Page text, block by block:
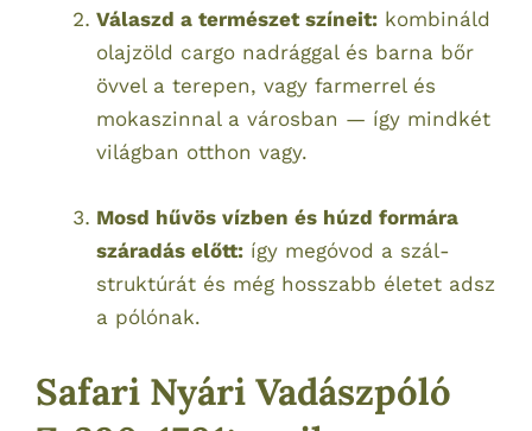
Válaszd a természet színeit: kombináld
olajzöld cargo nadrággal és barna bőr
övvel a terepen, vagy farmerrel és
mokaszinnal a városban — így mindkét
világban otthon vagy.
Mosd hűvös vízben és húzd formára
száradás előtt: így megóvod a szál­
struktúrát és még hosszabb életet adsz
a pólónak.
Safari Nyári Vadászpóló